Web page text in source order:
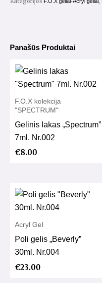
Panašūs Produktai
F.O.X kolekcija
"SPECTRUM"
Gelinis lakas „Spectrum”
7ml. Nr.002
€8.00
Acryl Gel
Poli gelis „Beverly”
30ml. Nr.004
€23.00